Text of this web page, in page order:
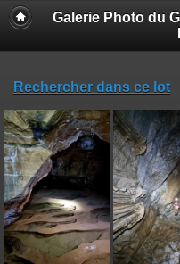
Galerie Photo du
Rechercher dans ce lot